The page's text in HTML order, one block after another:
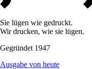
Sie lügen wie gedruckt.
Wir drucken, wie sie lügen.
Gegründet 1947
Ausgabe von heute